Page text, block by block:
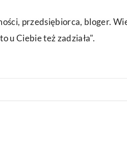
przedsiębiorca, bloger.
u Ciebie też zadziała".